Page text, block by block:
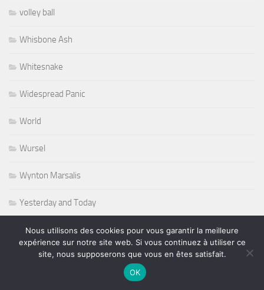
volley ball
Whisbone Ash
Whitesnake
Widespread Panic
World
Wursel
Wynton Marsalis
Yesterday and Today
Nous utilisons des cookies pour vous garantir la meilleure
expérience sur notre site web. Si vous continuez à utiliser ce
site, nous supposerons que vous en êtes satisfait.
OK